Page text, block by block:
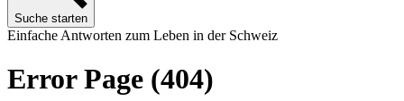
Suche starten
Einfache Antworten zum Leben in der Schweiz
Error Page (404)